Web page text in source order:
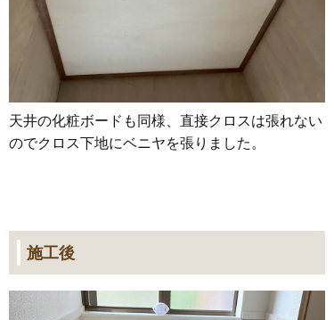
天井の化粧ボードも同様、直接クロスは張れない
のでクロス下地にベニヤを張りました。
施工後